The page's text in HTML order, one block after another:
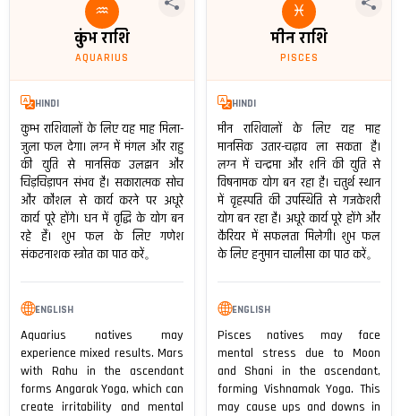
♒
कुंभ राशि
AQUARIUS
HINDI
कुम्भ राशिवालों के लिए यह माह मिला-
जुला फल देगा। लग्न में मंगल और राहु
की युति से मानसिक उलझन और
चिड़चिड़ापन संभव है। सकारात्मक सोच
और कौशल से कार्य करने पर अधूरे
कार्य पूरे होंगे। धन में वृद्धि के योग बन
रहे हैं। शुभ फल के लिए गणेश
संकटनाशक स्त्रोत का पाठ करें。
ENGLISH
Aquarius natives may
experience mixed results. Mars
with Rahu in the ascendant
forms Angarak Yoga, which can
create irritability and mental
♓
मीन राशि
PISCES
HINDI
मीन राशिवालों के लिए यह माह
मानसिक उतार-चढ़ाव ला सकता है।
लग्न में चन्द्रमा और शनि की युति से
विषनामक योग बन रहा है। चतुर्थ स्थान
में वृहस्पति की उपस्थिति से गजकेशरी
योग बन रहा है। अधूरे कार्य पूरे होंगे और
कैरियर में सफलता मिलेगी। शुभ फल
के लिए हनुमान चालीसा का पाठ करें。
ENGLISH
Pisces natives may face
mental stress due to Moon
and Shani in the ascendant,
forming Vishnamak Yoga. This
may cause ups and downs in